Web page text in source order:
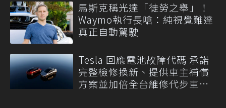
馬斯克稱光達「徒勞之舉」！
Waymo執行長嗆：純視覺難達
真正自動駕駛
Tesla 回應電池故障代碼 承諾
完整檢修換新、提供車主補償
方案並加倍全台維修代步車數